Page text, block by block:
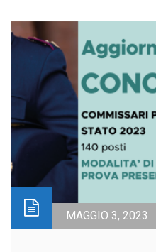
MAGGIO 3, 2023